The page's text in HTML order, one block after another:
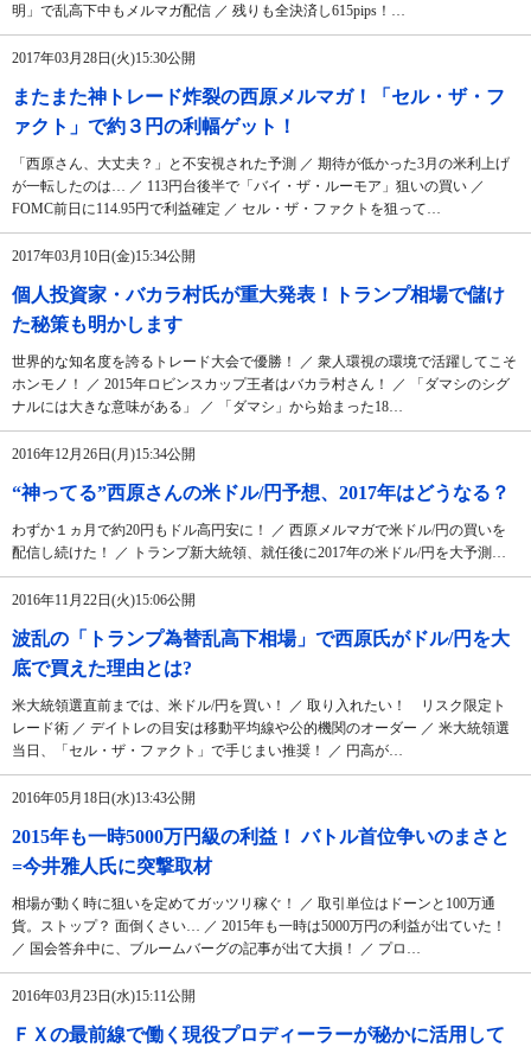
明」で乱高下中もメルマガ配信 ／ 残りも全決済し615pips！…
2017年03月28日(火)15:30公開
またまた神トレード炸裂の西原メルマガ！「セル・ザ・フ
ァクト」で約３円の利幅ゲット！
「西原さん、大丈夫？」と不安視された予測 ／ 期待が低かった3月の米利上げ
が一転したのは… ／ 113円台後半で「バイ・ザ・ルーモア」狙いの買い ／
FOMC前日に114.95円で利益確定 ／ セル・ザ・ファクトを狙って…
2017年03月10日(金)15:34公開
個人投資家・バカラ村氏が重大発表！トランプ相場で儲け
た秘策も明かします
世界的な知名度を誇るトレード大会で優勝！ ／ 衆人環視の環境で活躍してこそ
ホンモノ！ ／ 2015年ロビンスカップ王者はバカラ村さん！ ／ 「ダマシのシグ
ナルには大きな意味がある」 ／ 「ダマシ」から始まった18…
2016年12月26日(月)15:34公開
“神ってる”西原さんの米ドル/円予想、2017年はどうなる？
わずか１ヵ月で約20円もドル高円安に！ ／ 西原メルマガで米ドル/円の買いを
配信し続けた！ ／ トランプ新大統領、就任後に2017年の米ドル/円を大予測…
2016年11月22日(火)15:06公開
波乱の「トランプ為替乱高下相場」で西原氏がドル/円を大
底で買えた理由とは?
米大統領選直前までは、米ドル/円を買い！ ／ 取り入れたい！ リスク限定ト
レード術 ／ デイトレの目安は移動平均線や公的機関のオーダー ／ 米大統領選
当日、「セル・ザ・ファクト」で手じまい推奨！ ／ 円高が…
2016年05月18日(水)13:43公開
2015年も一時5000万円級の利益！ バトル首位争いのまさと
=今井雅人氏に突撃取材
相場が動く時に狙いを定めてガッツリ稼ぐ！ ／ 取引単位はドーンと100万通
貨。ストップ？ 面倒くさい… ／ 2015年も一時は5000万円の利益が出ていた！
／ 国会答弁中に、ブルームバーグの記事が出て大損！ ／ プロ…
2016年03月23日(水)15:11公開
ＦＸの最前線で働く現役プロディーラーが秘かに活用して